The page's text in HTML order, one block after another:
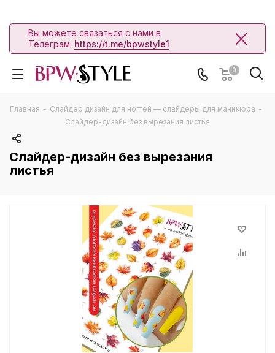
Вы можете связаться с нами в
Телеграм: https://t.me/bpwstyle1
0
Главная - Слайдер дизайн для ногтей — слайдеры для маникюра -
Слайдер-дизайн без вырезания листья
Слайдер-дизайн без вырезания
листья